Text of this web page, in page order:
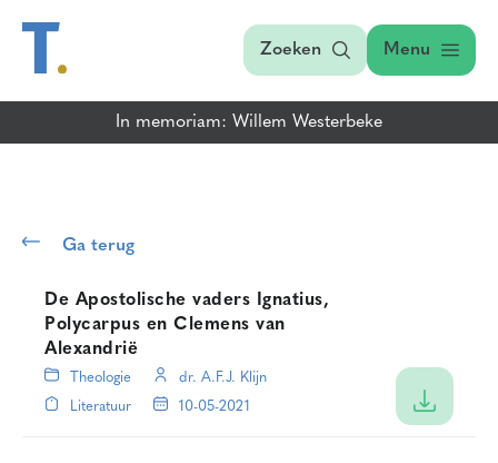
Zoeken Menu
In memoriam: Willem Westerbeke
Ga terug
De Apostolische vaders Ignatius,
Polycarpus en Clemens van
Alexandrië
Theologie
dr. A.F.J. Klijn
Literatuur
10-05-2021